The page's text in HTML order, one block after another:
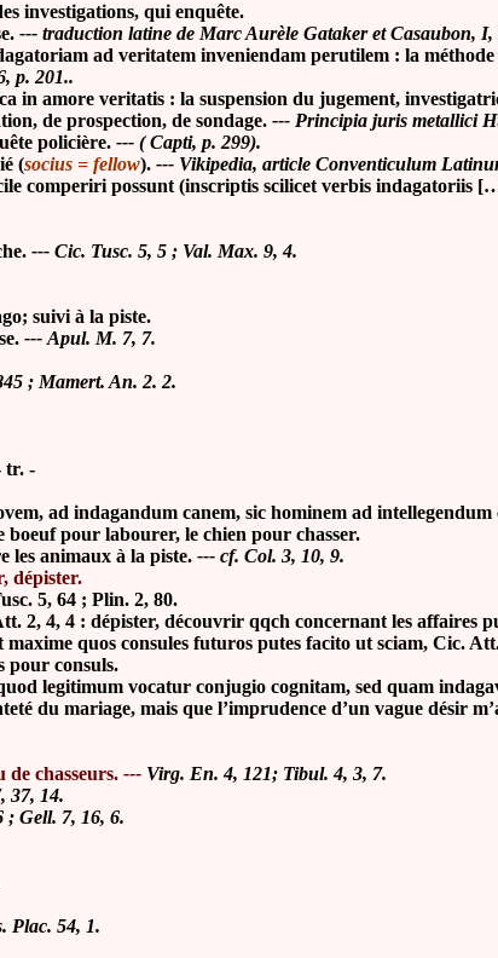
investigations, qui enquête.
--- traduction latine de Marc Aurèle Gataker et Casaubon, I,
ad veritatem inveniendam perutilem : la
p. 201..
in amore veritatis : la suspension du jugement,
de prospection, de sondage. --- Principia juris metallici
policière. --- ( Capti, p. 299).
(socius = fellow). --- Vikipedia, article Conventiculum
comperiri possunt (inscriptis scilicet verbis indagatoriis
. --- Cic. Tusc. 5, 5 ; Val. Max. 9, 4.
suivi à la piste.
--- Apul. M. 7, 7.
; Mamert. An. 2. 2.
tr. -
ad indagandum canem, sic hominem ad intellegendum
pour labourer, le chien pour chasser.
les animaux à la piste. --- cf. Col. 3, 10, 9.
dépister.
5, 64 ; Plin. 2, 80.
2, 4, 4 : dépister, découvrir qqch concernant les affaires
quos consules futuros putes facito ut sciam, Cic. Att.
pour consuls.
legitimum vocatur conjugio cognitam, sed quam
du mariage, mais que l’imprudence d’un vague désir
de chasseurs. --- Virg. En. 4, 121; Tibul. 4, 3, 7.
37, 14.
; Gell. 7, 16, 6.
Plac. 54, 1.